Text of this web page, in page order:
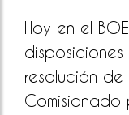
Hoy en el
resolución de